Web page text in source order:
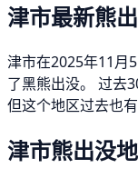
津市最新熊
津市在2025年11月
了黑熊出没。 过去
但这个地区过去也
津市熊出没